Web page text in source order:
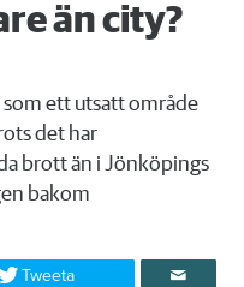
än city?
som ett utsatt område
det har
brott än i Jönköpings
bakom
Tweeta